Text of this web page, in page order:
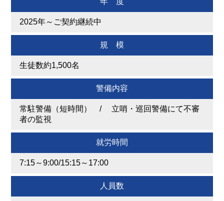
2025年～ご契約継続中
規 模
生徒数約1,500名
警備内容
常駐警備（短時間） / 立哨・巡回警備にて不審
者の監視
就労時間
7:15～9:00/15:15～17:00
人員数